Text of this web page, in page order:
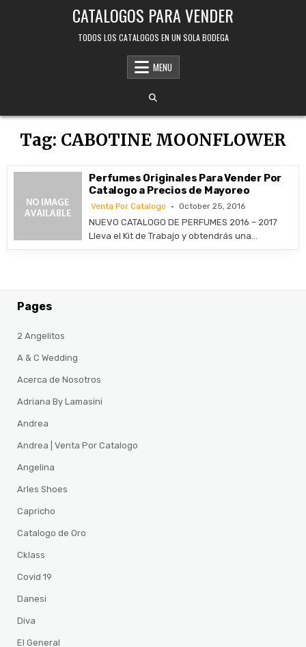
CATALOGOS PARA VENDER
TODOS LOS CATALOGOS EN UN SOLA BODEGA
MENU
Tag: CABOTINE MOONFLOWER
Perfumes Originales Para Vender Por
Catalogo a Precios de Mayoreo
Venta Por Catalogo October 25, 2016
NUEVO CATALOGO DE PERFUMES 2016 – 2017
Lleva el Kit de Trabajo y obtendrás una…
Pages
2 Angelitos
A & C Wedding
Acerca de Nosotros
Adriana By Lamasini
Andrea
Andrea | Venta Por Catalogo
Angelina
Arles Shoes
Capricho
Catalogo de Oro
Cklass
Covid 19
Danesi
Diva
El General